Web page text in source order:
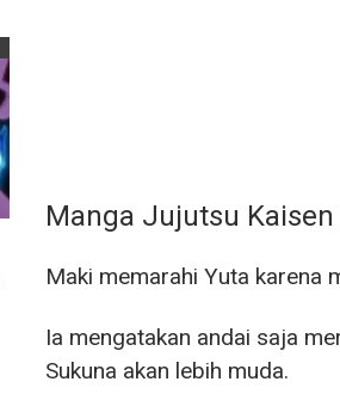
Manga Jujutsu Kaisen
Maki memarahi Yuta karena
Ia mengatakan andai saja
Sukuna akan lebih muda.